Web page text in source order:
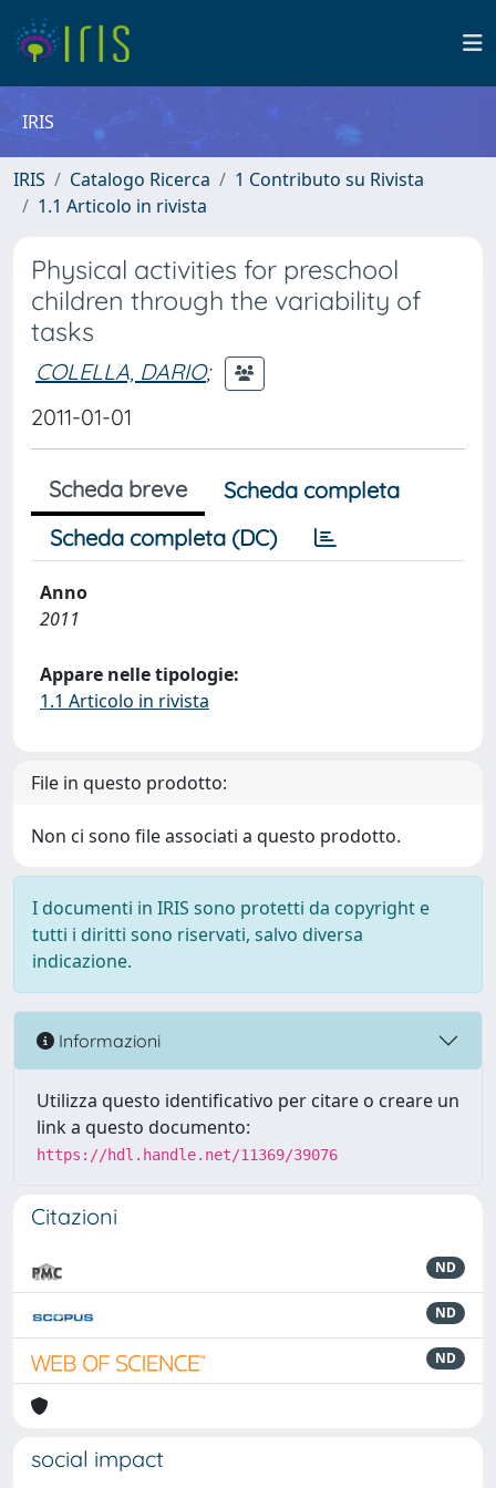
IRIS
IRIS Catalogo Ricerca
1 Contributo su Rivista
1.1 Articolo in rivista
Physical activities for preschool
children through the variability of
tasks
COLELLA, DARIO;
2011-01-01
Scheda breve
Scheda completa
Scheda completa (DC)
Anno
2011
Appare nelle tipologie:
1.1 Articolo in rivista
File in questo prodotto:
Non ci sono file associati a questo prodotto.
I documenti in IRIS sono protetti da copyright e
tutti i diritti sono riservati, salvo diversa
indicazione.
Informazioni
Utilizza questo identificativo per citare o creare un
link a questo documento:
https://hdl.handle.net/11369/39076
Citazioni
ND
ND
ND
social impact